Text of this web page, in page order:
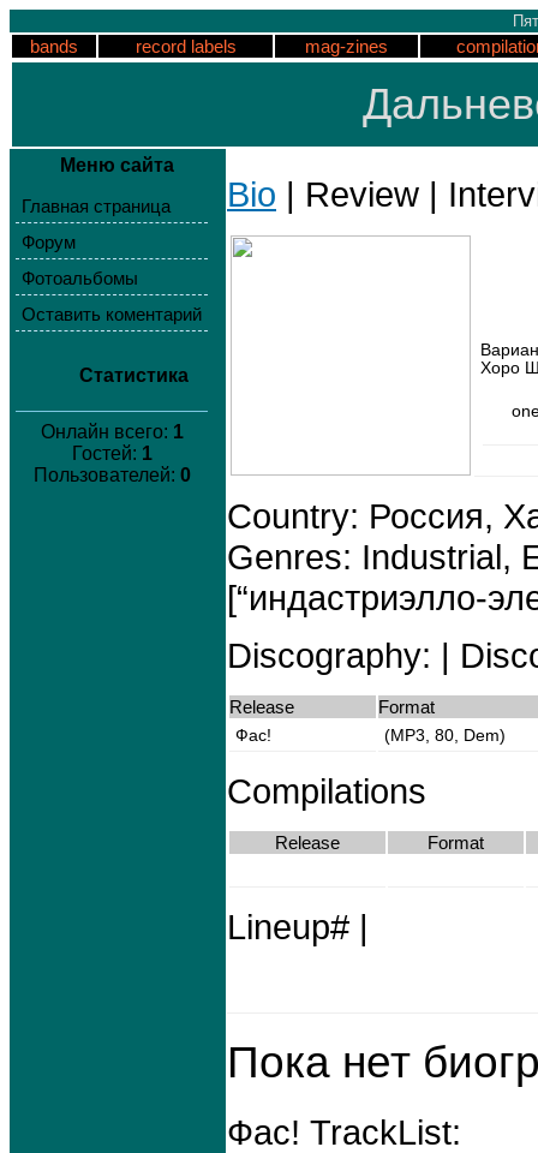
bands record labels mag-zines
Меню сайта
Главная страница
Форум
Фотоальбомы
Оставить коментарий
Статистика
Онлайн всего: 1
Гостей: 1
Пользователей: 0
Bio | Review |
Хоро
Country: Россия,
Genres: Industrial,
[“индастриэлло-
Discography: |
Release Format
Фас! (MP3, 80, Dem)
Compilations
Release Format
Lineup# |
Пока нет
Фас! TrackList: